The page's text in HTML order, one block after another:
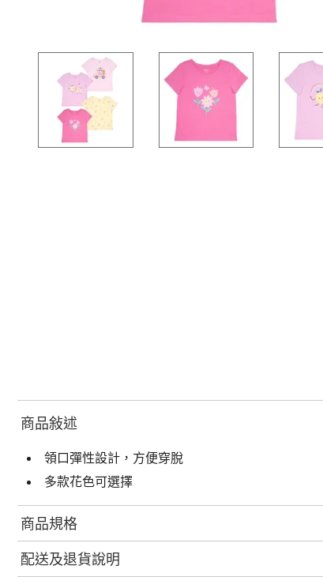
商品敍述
領口彈性設計，方便穿脫
多款花色可選擇
商品規格
配送及退貨說明